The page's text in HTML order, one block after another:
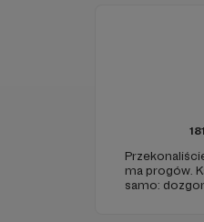
ma progów.
samo: